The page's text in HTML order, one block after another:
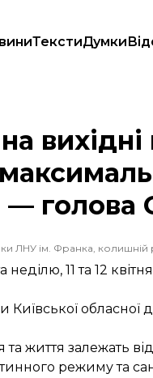
ТекстиДумки
карантин та
—
ЛНУ ім. Франка, колишній
неділю, 11 та 12
обласної
життя залежать від
режиму та